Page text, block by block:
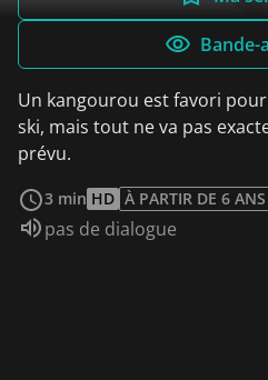
Bande-
Un kangourou est favori
ski, mais tout ne va pas
prévu.
3 min HD À PARTIR DE 6 ANS
Audio :
pas de dialogue